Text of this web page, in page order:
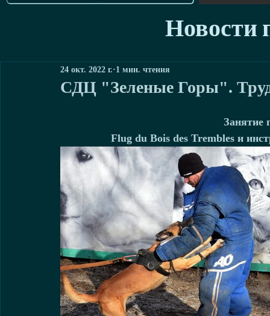
Новости
СДЦ "Зеленые Горы".
24 окт. 2022 г. 1 мин. чтения
Занятие
Flug du Bois des Trembles и